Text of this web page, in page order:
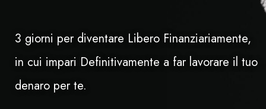
3 giorni per diventare Libero Finanziariamente,
in cui impari Definitivamente a far lavorare il tuo
denaro per te.